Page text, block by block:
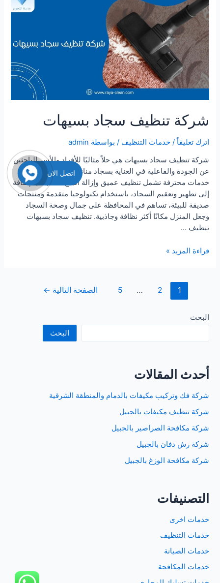
شركة تنظيف سجاد بسيهات
اترك تعليقاً /خدمات التنظيف / بواسطة admin
شركة تنظيف سجاد بسيهات هي حلاً مثاليًا للأفراد والأسر الباحثين
عن الجودة والفاعلية في العناية بسجاد منازلهم، تقدم الشركة
خدمات محترفة تشمل تنظيف عميق وإزالة البقع الصعبة، بالإضافة
إلى تطهير وتعقيم السجاد، باستخدام تكنولوجيا متقدمة ومنتجات
صديقة للبيئة، تساهم في المحافظة على جمال وصحة السجاد
وجعل المنزل مكانًا أكثر نظافة وجاذبية. تنظيف سجاد بسيهات
تنظيف …
شركة
بسيهات
قراءة المزيد »
1
2
…
5 الصفحة التالية ←
البحث
البحث
أحدث المقالات
شركة فك وتركيب مكيفات بالدمام والمنطقة الشرقية
شركة تنظيف مكيفات بالجبيل
شركة مكافحة الصراصير بالجبيل
شركة رش دفان بالجبيل
شركة مكافحة الوزغ بالجبيل
التصنيفات
خدمات اخرى
خدمات التنظيف
خدمات الصيانة
خدمات المكافحة
اتصل الان